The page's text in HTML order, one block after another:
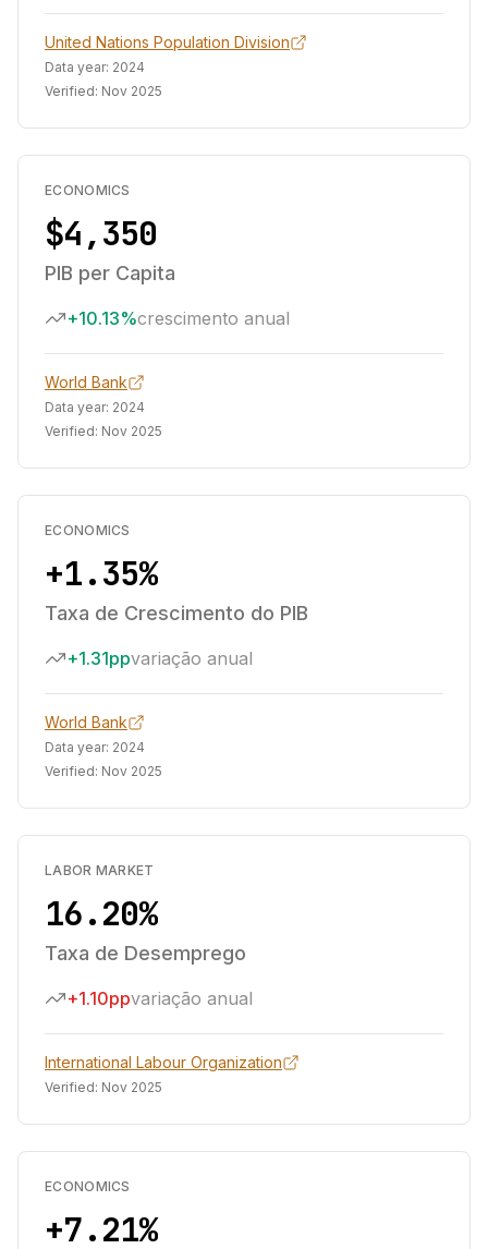
United Nations Population Division
Data year: 2024
Verified: Nov 2025
ECONOMICS
$4,350
PIB per Capita
+10.13%crescimento anual
World Bank
Data year: 2024
Verified: Nov 2025
ECONOMICS
+1.35%
Taxa de Crescimento do PIB
+1.31ppvariação anual
World Bank
Data year: 2024
Verified: Nov 2025
LABOR MARKET
16.20%
Taxa de Desemprego
+1.10ppvariação anual
International Labour Organization
Verified: Nov 2025
ECONOMICS
+7.21%